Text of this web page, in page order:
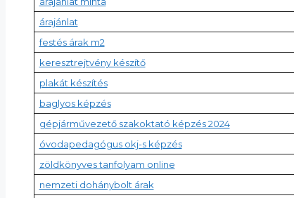
árajánlat
festés árak m2
keresztrejtvény készítő
plakát készítés
baglyos képzés
gépjárművezető szakoktató képzés 2024
óvodapedagógus okj-s képzés
zöldkönyves tanfolyam online
nemzeti dohánybolt árak